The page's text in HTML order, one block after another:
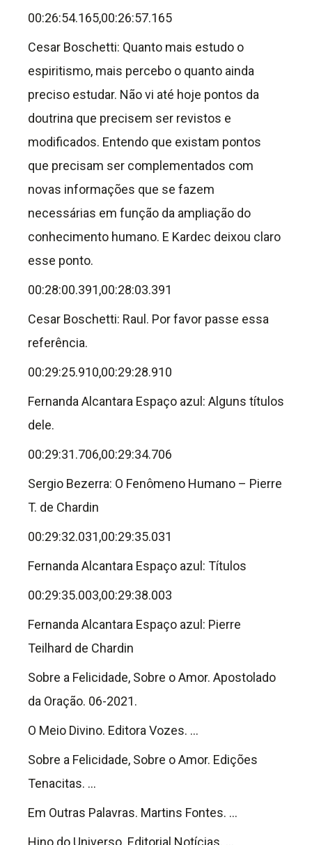
00:26:54.165,00:26:57.165
Cesar Boschetti: Quanto mais estudo o
espiritismo, mais percebo o quanto ainda
preciso estudar. Não vi até hoje pontos da
doutrina que precisem ser revistos e
modificados. Entendo que existam pontos
que precisam ser complementados com
novas informações que se fazem
necessárias em função da ampliação do
conhecimento humano. E Kardec deixou claro
esse ponto.
00:28:00.391,00:28:03.391
Cesar Boschetti: Raul. Por favor passe essa
referência.
00:29:25.910,00:29:28.910
Fernanda Alcantara Espaço azul: Alguns títulos
dele.
00:29:31.706,00:29:34.706
Sergio Bezerra: O Fenômeno Humano – Pierre
T. de Chardin
00:29:32.031,00:29:35.031
Fernanda Alcantara Espaço azul: Títulos
00:29:35.003,00:29:38.003
Fernanda Alcantara Espaço azul: Pierre
Teilhard de Chardin
Sobre a Felicidade, Sobre o Amor. Apostolado
da Oração. 06-2021.
O Meio Divino. Editora Vozes. …
Sobre a Felicidade, Sobre o Amor. Edições
Tenacitas. …
Em Outras Palavras. Martins Fontes. …
Hino do Universo. Editorial Notícias. …